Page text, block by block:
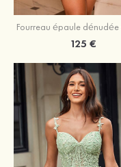
125 €